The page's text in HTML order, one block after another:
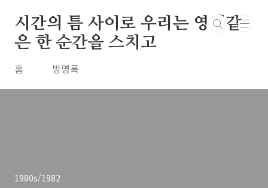
시간의 틈 사이로 우리는 영원같
은 한 순간을 스치고
홈 방명록
1980s/1982